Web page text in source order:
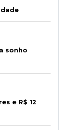
sonho
e R$ 12